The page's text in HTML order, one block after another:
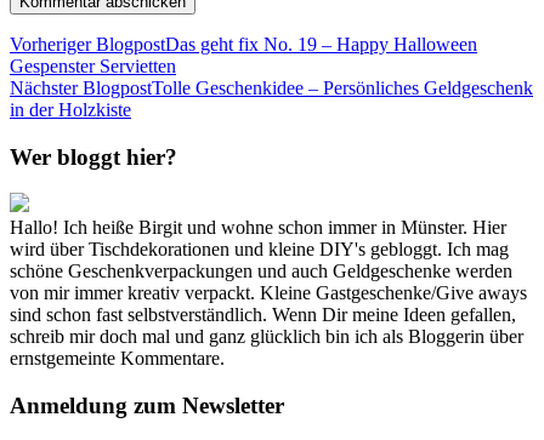
Vorheriger BlogpostDas geht fix No. 19 – Happy Halloween
Gespenster Servietten
Nächster BlogpostTolle Geschenkidee – Persönliches Geldgeschenk
in der Holzkiste
Wer bloggt hier?
Hallo! Ich heiße Birgit und wohne schon immer in Münster. Hier
wird über Tischdekorationen und kleine DIY's gebloggt. Ich mag
schöne Geschenkverpackungen und auch Geldgeschenke werden
von mir immer kreativ verpackt. Kleine Gastgeschenke/Give aways
sind schon fast selbstverständlich. Wenn Dir meine Ideen gefallen,
schreib mir doch mal und ganz glücklich bin ich als Bloggerin über
ernstgemeinte Kommentare.
Anmeldung zum Newsletter